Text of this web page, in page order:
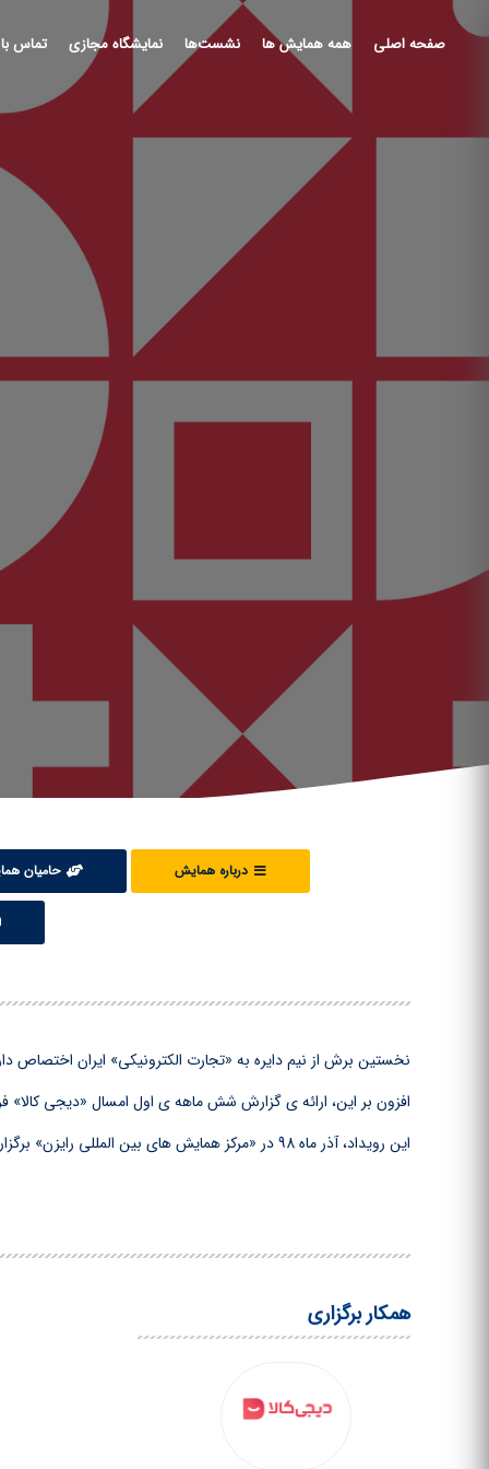
صفحه اصلی همه همایش ها نشست‌ها نمایشگاه مجازی تماس
درباره همایش حامیان
نخستین برش از نیم دایره به «تجارت الکترونیکی» ایران اختصاص
افزون بر این، ارائه ی گزارش شش ماهه ی اول امسال «دیجی
این رویداد، آذر ماه 98 در «مرکز همایش های بین المللی رایزن» برگزار می شود.
همکار برگزاری